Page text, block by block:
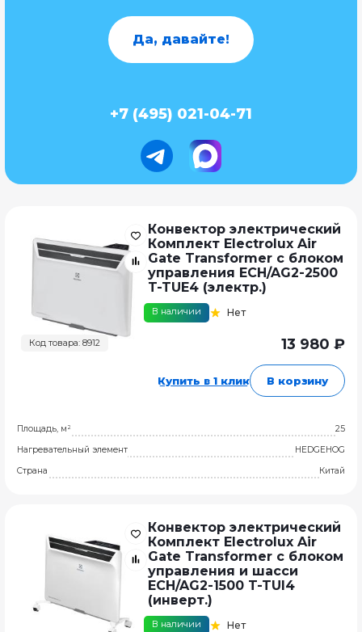
Да, давайте!
+7 (495) 021-04-71
Код товара: 8912
Конвектор электрический
Комплект Electrolux Air
Gate Transformer с блоком
управления ECH/AG2-2500
T-TUE4 (электр.)
В наличии Нет
13 980 ₽
Купить в 1 клик В корзину
Площадь, м²
25
Нагревательный элемент
HEDGEHOG
Страна
Китай
Конвектор электрический
Комплект Electrolux Air
Gate Transformer с блоком
управления и шасси
ECH/AG2-1500 T-TUI4
(инверт.)
В наличии Нет